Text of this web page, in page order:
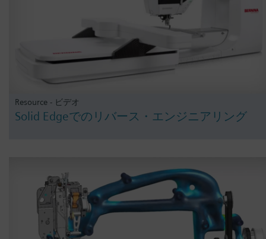
Resource - ビデオ
Solid Edgeでのリバース・エンジニアリング